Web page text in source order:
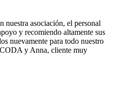
asociación, el personal
y recomiendo altamente sus
nuevamente para todo nuestro
y Anna, cliente muy